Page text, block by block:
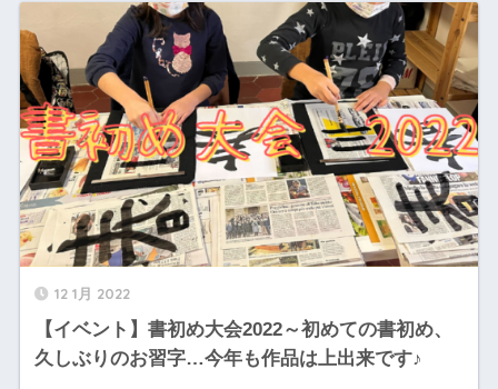
12 1月 2022
【イベント】書初め大会2022～初めての書初め、
久しぶりのお習字…今年も作品は上出来です♪